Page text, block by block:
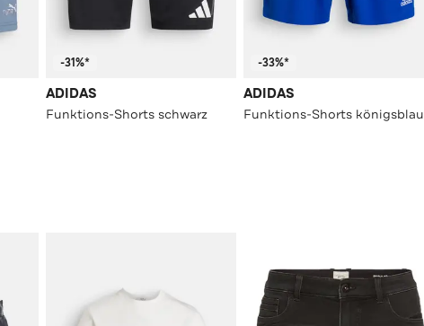
-31%*
ADIDAS
Funktions-Shorts schwarz
-33%*
ADIDAS
Funktions-Shorts königsblau